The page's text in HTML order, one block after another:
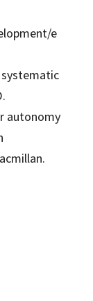
e
systematic
autonomy